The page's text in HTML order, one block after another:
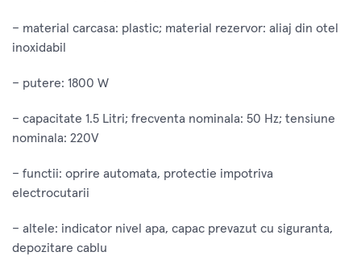
– material carcasa: plastic; material rezervor: aliaj din otel
inoxidabil
– putere: 1800 W
– capacitate 1.5 Litri; frecventa nominala: 50 Hz; tensiune
nominala: 220V
– functii: oprire automata, protectie impotriva
electrocutarii
– altele: indicator nivel apa, capac prevazut cu siguranta,
depozitare cablu